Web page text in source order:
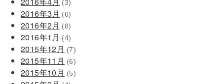
(3)
2016年3月 (6)
2016年2月 (8)
2016年1月 (4)
2015年12月 (7)
2015年11月 (6)
2015年10月 (5)